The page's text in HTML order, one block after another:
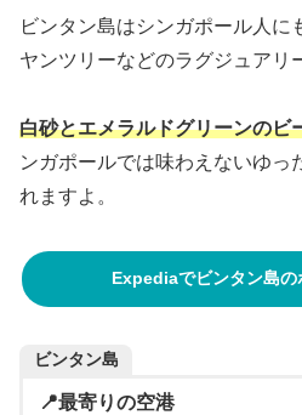
ビンタン島はシンガポール人に
ヤンツリーなどのラグジュアリ
白砂とエメラルドグリーンのビ
ンガポールでは味わえないゆっ
れますよ。
Expediaでビンタン島の
ビンタン島
📍最寄りの空港